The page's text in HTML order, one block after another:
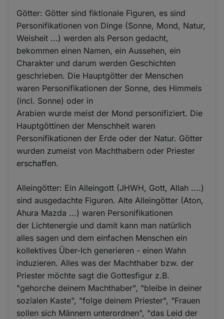
Götter: Götter sind fiktionale Figuren, es sind
Personifikationen von Dinge (Sonne, Mond, Natur,
Weisheit ...) werden als Person gedacht,
bekommen einen Namen, ein Aussehen, ein
Charakter und darum werden Geschichten
geschrieben. Die Hauptgötter der Menschen
waren Personifikationen der Sonne, des Himmels
(incl. Sonne) oder in
Arabien wurde meist der Mond personifiziert. Die
Hauptgöttinen der Menschheit waren
Personifikationen der Erde oder der Natur. Götter
wurden zumeist von Machthabern oder Priester
erschaffen.
Alleingötter: Ein Alleingott (JHWH, Gott, Allah ....)
sind ausgedachte Figuren. Alte Alleingötter (Aton,
Ahura Mazda ...) waren Personifikationen
der Lichtenergie und damit kann man natürlich
alles sagen und dem einfachen Menschen ein
kollektives Über-Ich generieren - einen Wahn
induzieren. Alles was der Machthaber bzw. der
Priester möchte sagt die Gottesfigur z.B.
"gehorche deinem Machthaber", "bleibe in deiner
sozialen Kaste", "folge deinem Priester", "Frauen
sollen sich Männern unterordnen", "das Leid der